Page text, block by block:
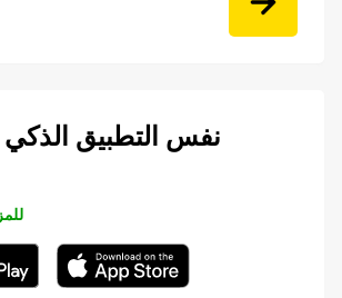
نفس التطبيق الذكي